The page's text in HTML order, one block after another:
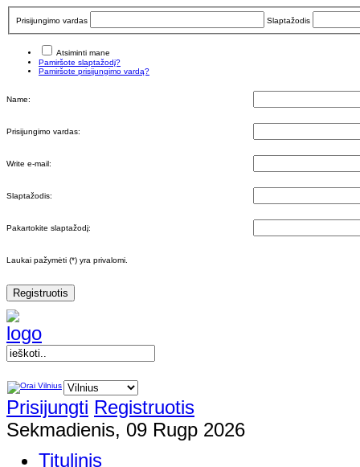
Prisijungimo vardas Slaptažodis
Atsiminti mane
Pamiršote slaptažodį?
Pamiršote prisijungimo vardą?
Name:
Prisijungimo vardas:
Write e-mail:
Slaptažodis:
Pakartokite slaptažodį:
Laukai pažymėti (*) yra privalomi.
Registruotis
Prisijungti Registruotis
Sekmadienis, 09 Rugp 2026
Titulinis